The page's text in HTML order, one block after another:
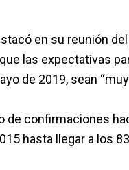
en su reunión
las expectativas
de 2019, sean
confirmaciones
hasta llegar a los